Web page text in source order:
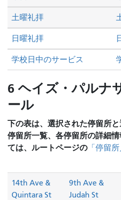
土曜礼拝
日曜礼拝
学校日中のサービス
6 ヘイズ・パルナ
ール
下の表は、選択された停留所と
停留所一覧、各停留所の詳細
ては、ルートページの 「停留
14th Ave &
Quintara St
9th Ave &
Judah St